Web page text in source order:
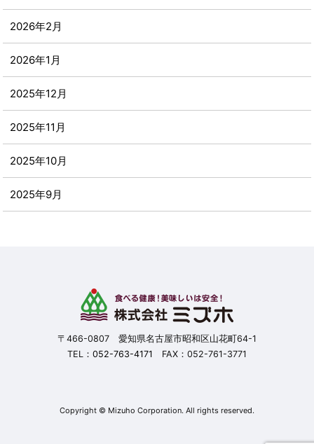
2026年2月
2026年1月
2025年12月
2025年11月
2025年10月
2025年9月
〒466-0807 愛知県名古屋市昭和区山花町64-1
TEL： 052-763-4171 FAX：052-761-3771
Copyright © Mizuho Corporation. All rights reserved.